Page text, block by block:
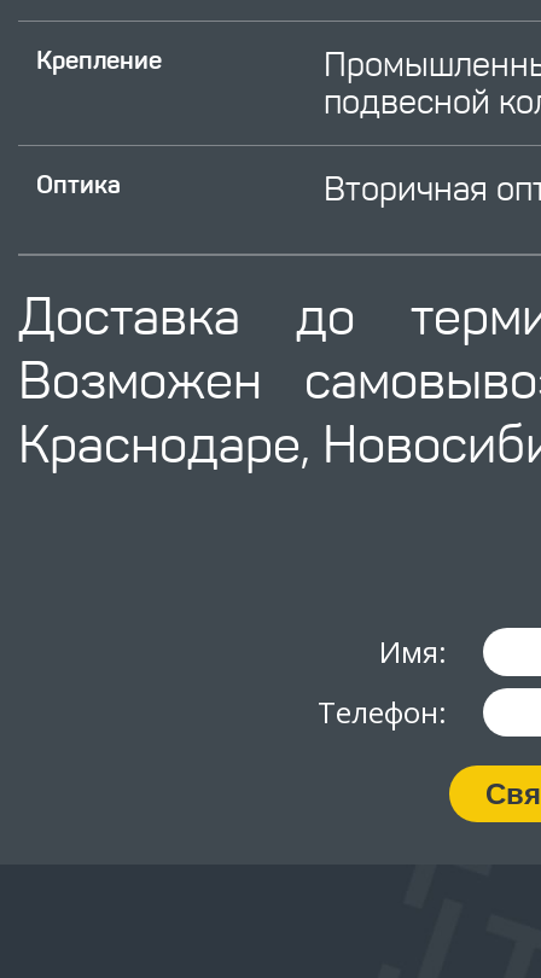
Крепление
подвесной
Оптика Вторичная
Доставка до
Возможен
Краснодаре,
Имя:
Телефон: